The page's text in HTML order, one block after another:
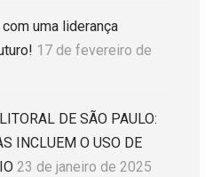
uma liderança
17 de fevereiro de
DE SÃO PAULO:
INCLUEM O USO DE
23 de janeiro de 2025